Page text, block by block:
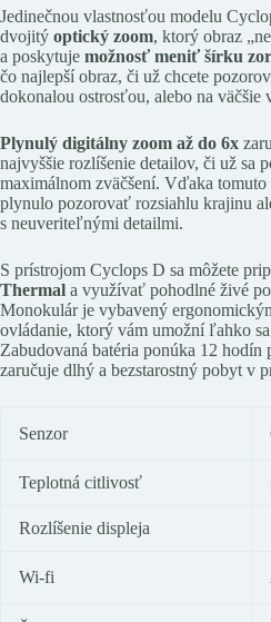
Jedinečnou vlastnosťou modelu
dvojitý optický zoom, ktorý obraz
a poskytuje možnosť meniť šírku
čo najlepší obraz, či už chcete
dokonalou ostrosťou, alebo na väčšie
Plynulý digitálny zoom až do 6x
najvyššie rozlíšenie detailov, či už sa
maximálnom zväčšení. Vďaka
plynulo pozorovať rozsiahlu krajinu
s neuveriteľnými detailmi.
S prístrojom Cyclops D sa môžete
Thermal a využívať pohodlné živé
Monokulár je vybavený
ovládanie, ktorý vám umožní ľahko
Zabudovaná batéria ponúka 12 hodín
zaručuje dlhý a bezstarostný pobyt v
Senzor
Teplotná citlivosť
Rozlíšenie displeja
Wi-fi